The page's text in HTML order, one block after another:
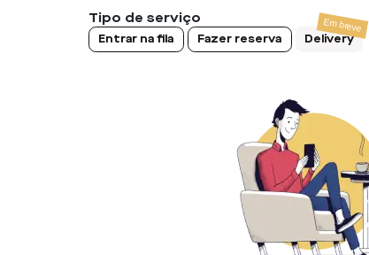
Tipo de serviço
Entrar na fila Fazer reserva Delivery